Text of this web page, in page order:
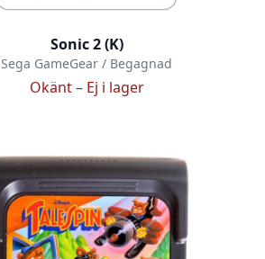
Sonic 2 (K)
Sega GameGear / Begagnad
Okänt – Ej i lager